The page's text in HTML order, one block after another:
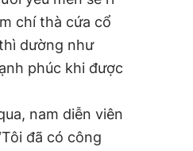
chí thà cứa cổ
dường như
phúc khi được
nam diễn viên
đã có công